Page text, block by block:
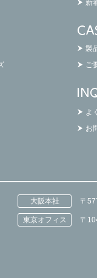
新
製
ご
よ
お
大阪本社 〒
東京オフィス 〒